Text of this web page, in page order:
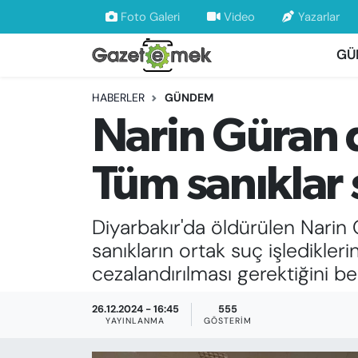
Foto Galeri Video Yazarlar
HABERLER GÜNDEM
Narin Güran
Tüm sanıklar
Diyarbakır'da öldürülen Narin
sanıkların ortak suç
cezalandırılması gerektiğini
26.12.2024 - 16:45
YAYINLANMA
555
GÖSTERIM
DÜNYA
EKONOMİ
EMEK HABERLERİ
YENİ MEDYADA EMEK GAZETECİLİĞİNİ
GELİŞTİRMEK
FAYDALI BİLGİLER
GÜNDEM
Nöbetçi Eczaneler
Hava Durumu
İstanbul Namaz Vakitleri
Süper Lig Puan Durumu ve Fikstür
Tüm Manşetler
Son Dakika Haberleri